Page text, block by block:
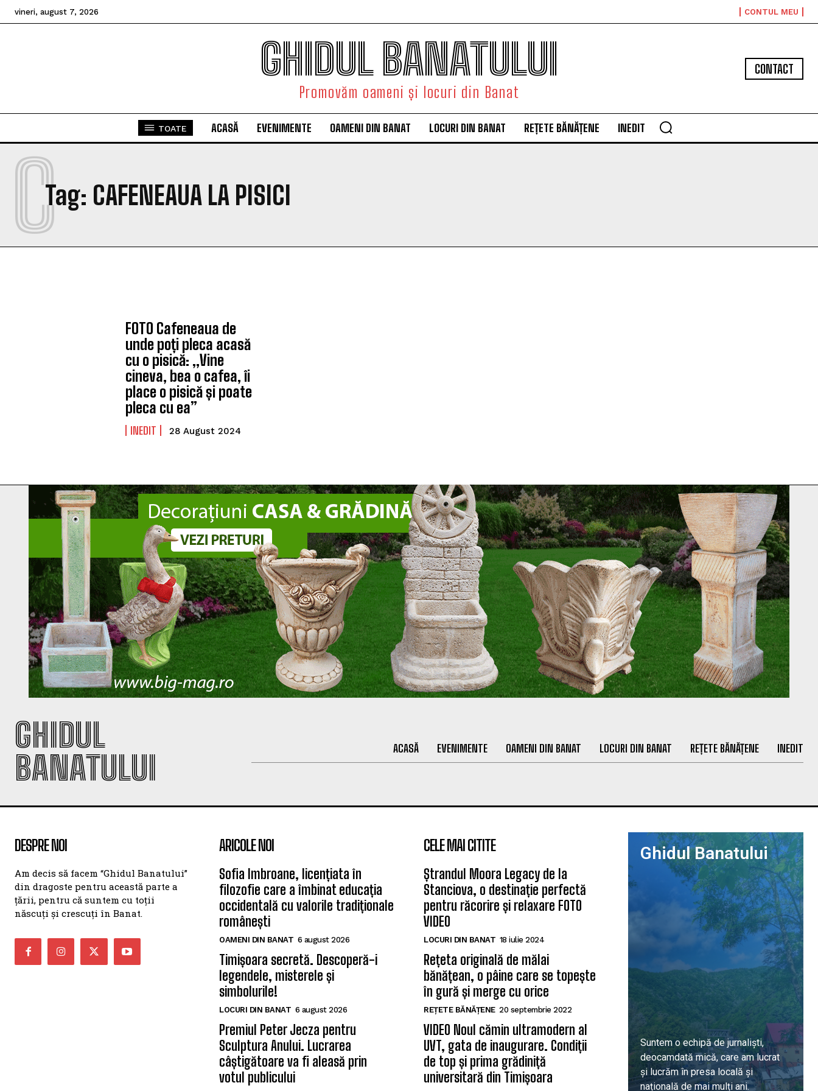
vineri, august 7, 2026 CONTUL MEU
GHIDUL BANATULUI
Promovăm oameni și locuri din Banat
CONTACT
TOATE ACASĂ EVENIMENTE OAMENI DIN BANAT LOCURI DIN BANAT REȚETE BĂNĂȚENE INEDIT
Tag: CAFENEAUA LA PISICI
C
FOTO Cafeneaua de
unde poți pleca acasă
cu o pisică: „Vine
cineva, bea o cafea, îi
place o pisică și poate
pleca cu ea”
INEDIT 28 August 2024
GHIDUL
BANATULUI
ACASĂ EVENIMENTE OAMENI DIN BANAT LOCURI DIN BANAT REȚETE BĂNĂȚENE INEDIT
DESPRE NOI
Am decis să facem “Ghidul Banatului”
din dragoste pentru această parte a
țării, pentru că suntem cu toții
născuți și crescuți în Banat.
ARICOLE NOI
Sofia Imbroane, licențiata în
filozofie care a îmbinat educația
occidentală cu valorile tradiționale
românești
OAMENI DIN BANAT 6 august 2026
Timișoara secretă. Descoperă-i
legendele, misterele și
simbolurile!
LOCURI DIN BANAT 6 august 2026
Premiul Peter Jecza pentru
Sculptura Anului. Lucrarea
câștigătoare va fi aleasă prin
votul publicului
CELE MAI CITITE
Ștrandul Moora Legacy de la
Stanciova, o destinație perfectă
pentru răcorire și relaxare FOTO
VIDEO
LOCURI DIN BANAT 18 iulie 2024
Rețeta originală de mălai
bănățean, o pâine care se topește
în gură și merge cu orice
REȚETE BĂNĂȚENE 20 septembrie 2022
VIDEO Noul cămin ultramodern al
UVT, gata de inaugurare. Condiții
de top și prima grădiniță
universitară din Timișoara
Ghidul Banatului
Suntem o echipă de jurnaliști,
deocamdată mică, care am lucrat
și lucrăm în presa locală și
națională de mai mulți ani.